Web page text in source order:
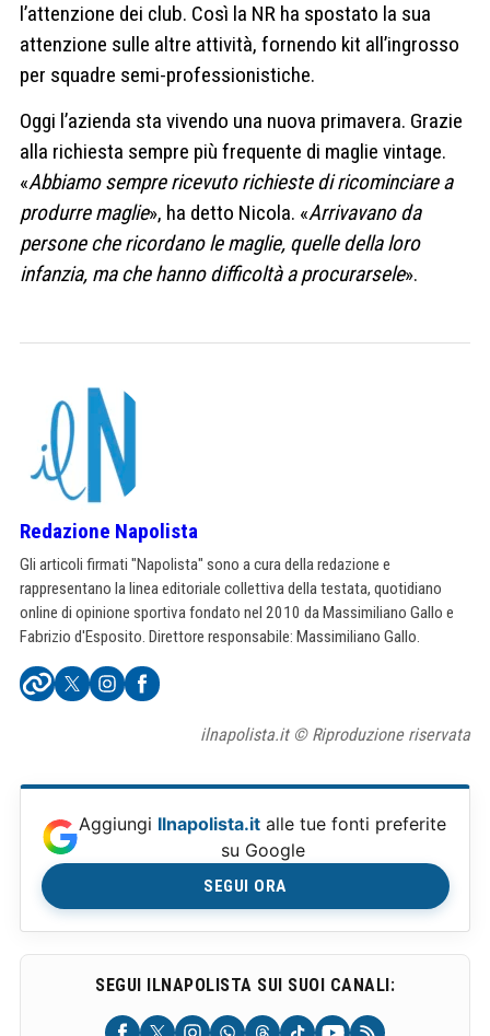
l’attenzione dei club. Così la NR ha spostato la sua
attenzione sulle altre attività, fornendo kit all’ingrosso
per squadre semi-professionistiche.
Oggi l’azienda sta vivendo una nuova primavera. Grazie
alla richiesta sempre più frequente di maglie vintage.
«Abbiamo sempre ricevuto richieste di ricominciare a
produrre maglie», ha detto Nicola. «Arrivavano da
persone che ricordano le maglie, quelle della loro
infanzia, ma che hanno difficoltà a procurarsele».
Redazione Napolista
Gli articoli firmati "Napolista" sono a cura della redazione e
rappresentano la linea editoriale collettiva della testata, quotidiano
online di opinione sportiva fondato nel 2010 da Massimiliano Gallo e
Fabrizio d'Esposito. Direttore responsabile: Massimiliano Gallo.
ilnapolista.it © Riproduzione riservata
Aggiungi Ilnapolista.it alle tue fonti preferite
su Google
SEGUI ORA
SEGUI ILNAPOLISTA SUI SUOI CANALI: